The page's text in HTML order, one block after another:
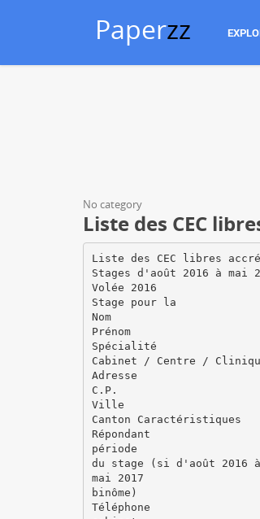
Paperzz
No category
Liste des CEC
Liste des CEC libres
Stages d'août 2016 à mai
Volée 2016
Stage pour la
Nom
Prénom
Spécialité
Cabinet / Centre /
Adresse
C.P.
Ville
Canton Caractéristiques
Répondant
période
du stage (si d'août 2016
mai 2017
binôme)
Téléphone